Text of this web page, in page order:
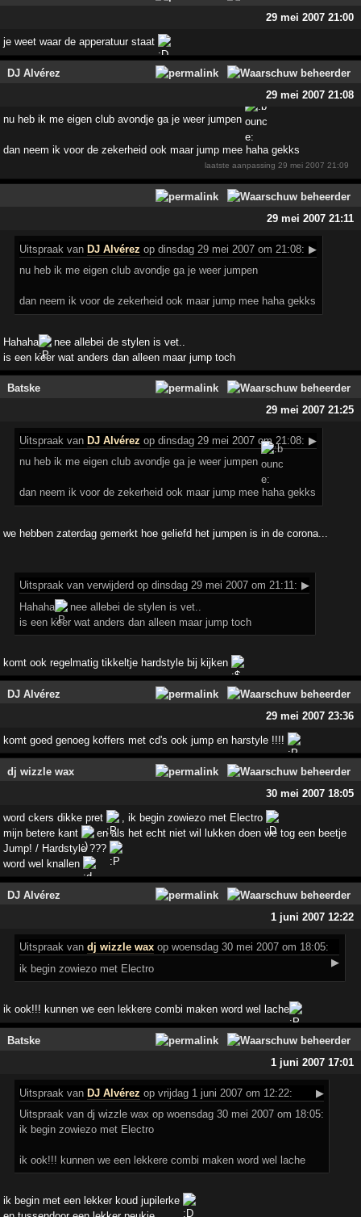
29 mei 2007 21:00
je weet waar de apperatuur staat
DJ Alvérez
29 mei 2007 21:08
nu heb ik me eigen club avondje ga je weer jumpen
dan neem ik voor de zekerheid ook maar jump mee haha gekks
laatste aanpassing29 mei 2007 21:09
29 mei 2007 21:11
Uitspraak van DJ Alvérez op dinsdag 29 mei 2007 om 21:08: ▶
nu heb ik me eigen club avondje ga je weer jumpen
dan neem ik voor de zekerheid ook maar jump mee haha gekks
Hahaha
nee allebei de stylen is vet..
is een keer wat anders dan alleen maar jump toch
Batske
29 mei 2007 21:25
Uitspraak van DJ Alvérez op dinsdag 29 mei 2007 om 21:08: ▶
nu heb ik me eigen club avondje ga je weer jumpen
dan neem ik voor de zekerheid ook maar jump mee haha gekks
we hebben zaterdag gemerkt hoe geliefd het jumpen is in de corona...
Uitspraak van verwijderd op dinsdag 29 mei 2007 om 21:11: ▶
Hahaha
nee allebei de stylen is vet..
is een keer wat anders dan alleen maar jump toch
komt ook regelmatig tikkeltje hardstyle bij kijken
DJ Alvérez
29 mei 2007 23:36
komt goed genoeg koffers met cd's ook jump en harstyle !!!!
dj wizzle wax
30 mei 2007 18:05
word ckers dikke pret
, ik begin zowiezo met Electro
mijn betere kant
en als het echt niet wil lukken doen we tog een beetje
Jump! / Hardstyle ???
word wel knallen
DJ Alvérez
1 juni 2007 12:22
Uitspraak vandj wizzle wax op woensdag 30 mei 2007 om 18:05:
▶
ik begin zowiezo met Electro
ik ook!!! kunnen we een lekkere combi maken word wel lache
Batske
1 juni 2007 17:01
Uitspraak vanDJ Alvérez op vrijdag 1 juni 2007 om 12:22:
▶
Uitspraak van dj wizzle wax op woensdag 30 mei 2007 om 18:05:
ik begin zowiezo met Electro
ik ook!!! kunnen we een lekkere combi maken word wel lache
ik begin met een lekker koud jupilerke